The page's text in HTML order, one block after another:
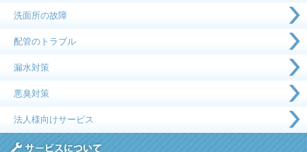
洗面所の故障
配管のトラブル
漏水対策
悪臭対策
法人様向けサービス